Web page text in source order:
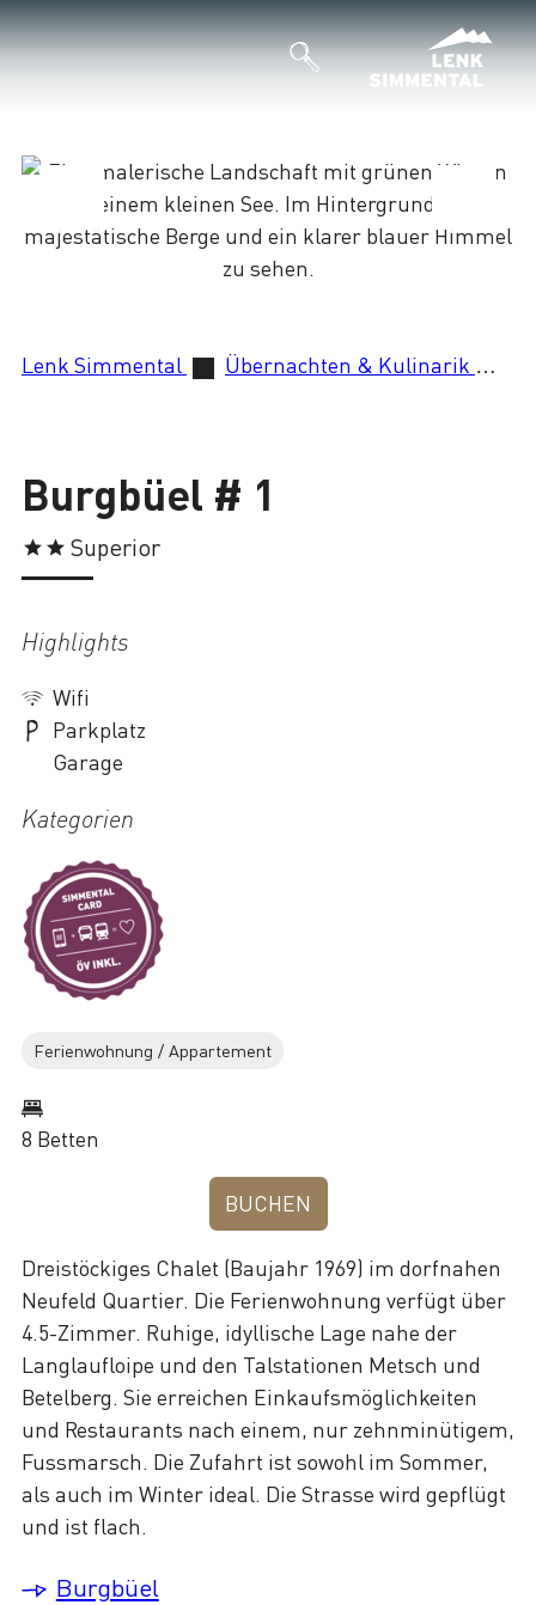
Lade
Lenk Simmental Übernachten & Kulinarik
Burgbüel # 1
Superior
Highlights
Wifi
Parkplatz
Garage
Kategorien
Ferienwohnung / Appartement
8 Betten
BUCHEN
Dreistöckiges Chalet (Baujahr 1969) im dorfnahen
Neufeld Quartier. Die Ferienwohnung verfügt über
4.5-Zimmer. Ruhige, idyllische Lage nahe der
Langlaufloipe und den Talstationen Metsch und
Betelberg. Sie erreichen Einkaufsmöglichkeiten
und Restaurants nach einem, nur zehnminütigem,
Fussmarsch. Die Zufahrt ist sowohl im Sommer,
als auch im Winter ideal. Die Strasse wird gepflügt
und ist flach.
Burgbüel